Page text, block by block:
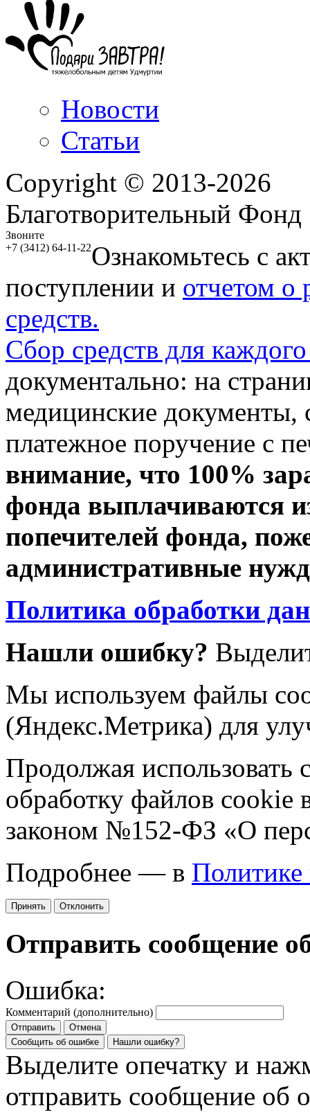
Новости
Статьи
Copyright © 2013-2026
Благотворительный
Звоните
+7 (3412) 64-11-22Ознакомьтесь с
поступлении и отчетом о
средств.
Сбор средств для
документально: на
медицинские документы,
платежное поручение с
внимание, что 100%
фонда выплачиваются
попечителей фонда,
административные
Политика обработки
Нашли ошибку?
Мы используем файлы
(Яндекс.Метрика) для
Продолжая использовать
обработку файлов cookie
законом №152-ФЗ «О
Подробнее — в Политике
Принять Отклонить
Отправить сообщение
Ошибка:
Комментарий (дополнительно)
Отправить
Отмена
Сообщить об ошибке
Нашли ошибку?
Выделите опечатку и
отправить сообщение об